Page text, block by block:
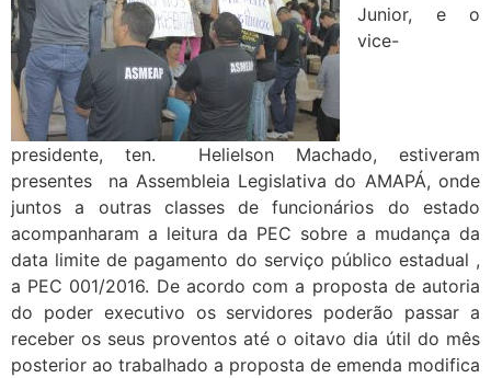
Junior, e o
vice-
presidente, ten. Helielson Machado, estiveram
presentes na Assembleia Legislativa do AMAPÁ, onde
juntos a outras classes de funcionários do estado
acompanharam a leitura da PEC sobre a mudança da
data limite de pagamento do serviço público estadual ,
a PEC 001/2016. De acordo com a proposta de autoria
do poder executivo os servidores poderão passar a
receber os seus proventos até o oitavo dia útil do mês
posterior ao trabalhado a proposta de emenda modifica